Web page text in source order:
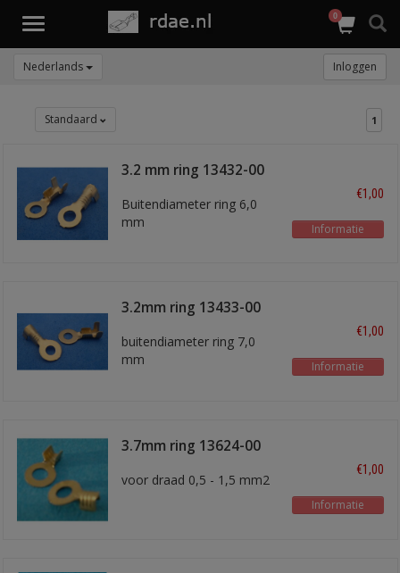
Toggle
0
Nederlands Inloggen
Standaard 1
3.2 mm ring 13432-00
Buitendiameter ring 6,0
mm
€1,00
Informatie
3.2mm ring 13433-00
buitendiameter ring 7,0
mm
€1,00
Informatie
3.7mm ring 13624-00
voor draad 0,5 - 1,5 mm2
€1,00
Informatie